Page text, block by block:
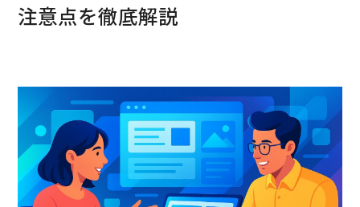
注意点を徹底解説